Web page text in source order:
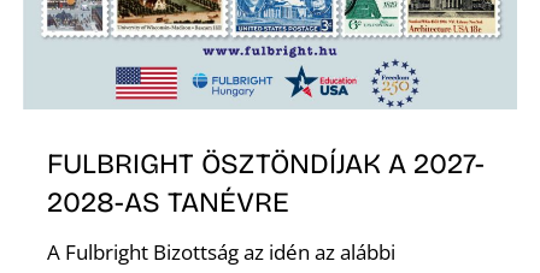
FULBRIGHT ÖSZTÖNDÍJAK A 2027-
2028-AS TANÉVRE
A Fulbright Bizottság az idén az alábbi